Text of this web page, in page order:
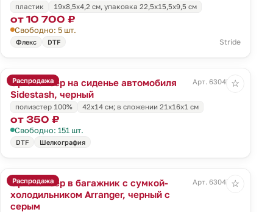
пластик 19х8,5х4,2 см, упаковка 22,5х15,5х9,5 см
от 10 700 ₽
Свободно: 5 шт.
Флекс DTF Stride
Распродажа
Органайзер на сиденье автомобиля
Sidestash, черный
Арт. 63045.30
полиэстер 100% 42х14 см; в сложении 21x16x1 см
от 350 ₽
Свободно: 151 шт.
DTF Шелкография
☆
Распродажа
Органайзер в багажник с сумкой-
холодильником Arranger, черный с
серым
Арт. 63047.31
☆